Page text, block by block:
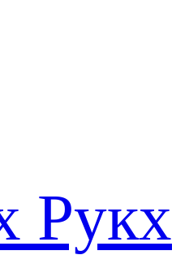
Рукх